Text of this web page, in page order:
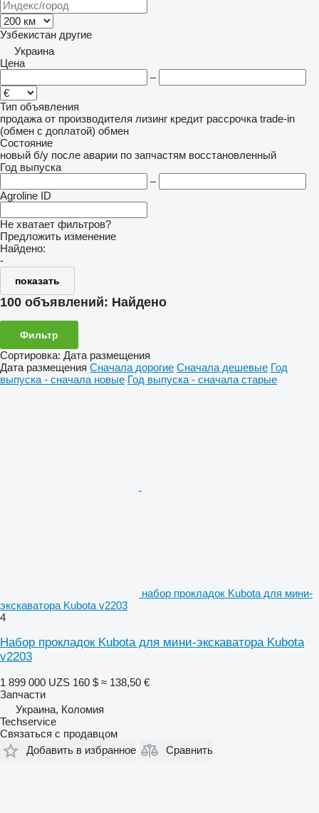
Узбекистан другие
Украина
Цена
–
Тип объявления
продажа от производителя лизинг кредит рассрочка trade-in
(обмен с доплатой) обмен
Состояние
новый б/у после аварии по запчастям восстановленный
Год выпуска
–
Agroline ID
Не хватает фильтров?
Предложить изменение
Найдено:
-
показать
100 объявлений: Найдено
Фильтр
Сортировка: Дата размещения
Дата размещения Сначала дорогие Сначала дешевые Год
выпуска - сначала новые Год выпуска - сначала старые
набор прокладок Kubota для мини-
экскаватора Kubota v2203
4
Набор прокладок Kubota для мини-экскаватора Kubota
v2203
1 899 000 UZS 160 $ ≈ 138,50 €
Запчасти
Украина, Коломия
Techservice
Связаться с продавцом
Добавить в избранное
Сравнить